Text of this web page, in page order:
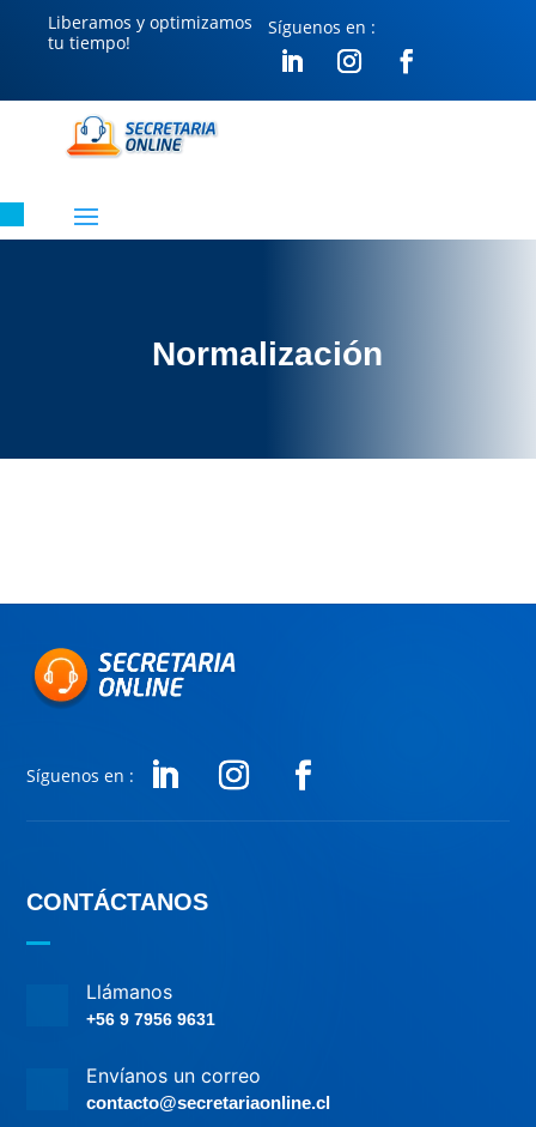
Liberamos y optimizamos
tu tiempo!
Síguenos en :
Normalización
Normalización
Centro
Síguenos en :
CONTÁCTANOS
Llámanos
+56 9 7956 9631
Envíanos un correo
contacto@secretariaonline.cl